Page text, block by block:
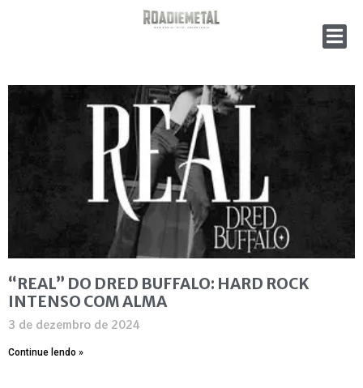
“REAL” DO DRED BUFFALO: HARD ROCK
INTENSO COM ALMA
3 de dezembro de 2024
Continue lendo »